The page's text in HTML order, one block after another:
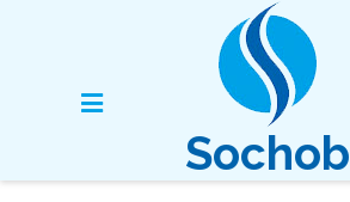
Sochob